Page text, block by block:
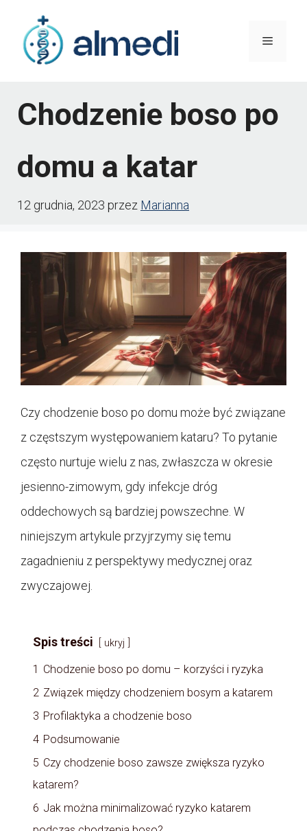
treści
Menu
Chodzenie boso po
domu a katar
12 grudnia, 2023 przez Marianna
Czy chodzenie boso po domu może być związane
z częstszym występowaniem kataru? To pytanie
często nurtuje wielu z nas, zwłaszcza w okresie
jesienno-zimowym, gdy infekcje dróg
oddechowych są bardziej powszechne. W
niniejszym artykule przyjrzymy się temu
zagadnieniu z perspektywy medycznej oraz
zwyczajowej.
Spis treści ukryj
1 Chodzenie boso po domu – korzyści i ryzyka
2 Związek między chodzeniem bosym a katarem
3 Profilaktyka a chodzenie boso
4 Podsumowanie
5 Czy chodzenie boso zawsze zwiększa ryzyko
katarem?
6 Jak można minimalizować ryzyko katarem